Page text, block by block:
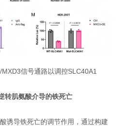
信号通路以调控SLC40A1
转肌氨酸介导的铁死亡
诱导铁死亡的调节作用，通过构建